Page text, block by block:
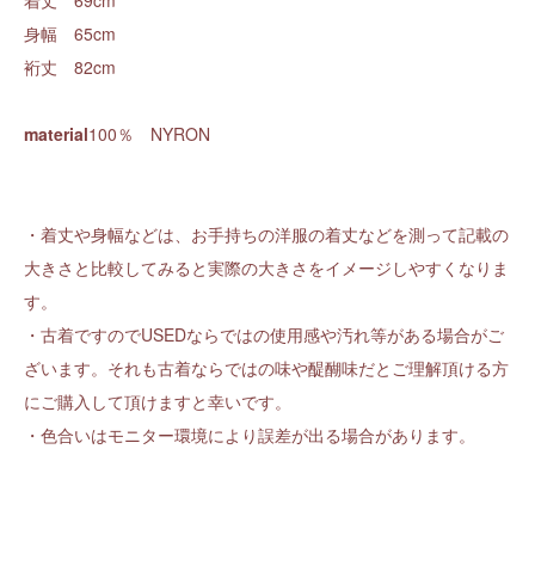
身幅 65cm
裄丈 82cm
material100％ NYRON
・着丈や身幅などは、お手持ちの洋服の着丈などを測って記載の
大きさと比較してみると実際の大きさをイメージしやすくなりま
す。
・古着ですのでUSEDならではの使用感や汚れ等がある場合がご
ざいます。それも古着ならではの味や醍醐味だとご理解頂ける方
にご購入して頂けますと幸いです。
・色合いはモニター環境により誤差が出る場合があります。